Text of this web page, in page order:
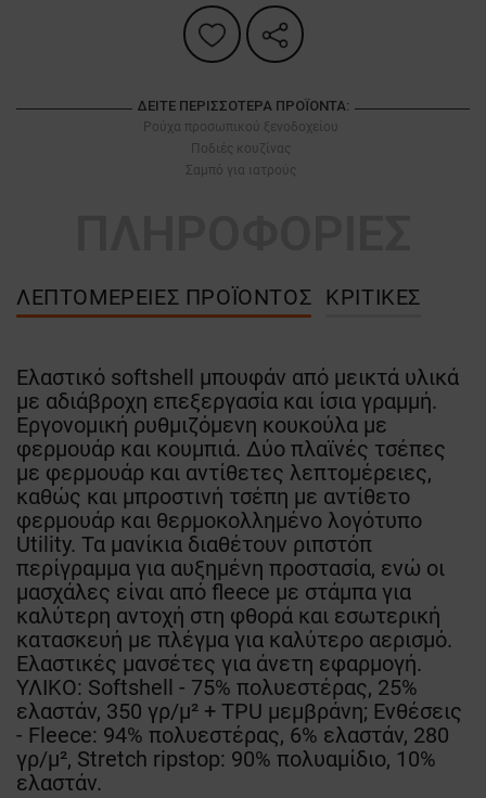
ΔΕΊΤΕ ΠΕΡΙΣΣΌΤΕΡΑ ΠΡΟΪΌΝΤΑ:
Ρούχα προσωπικού ξενοδοχείου
Ποδιές κουζίνας
Σαμπό για ιατρούς
ΛΕΠΤΟΜΈΡΕΙΕΣ ΠΡΟΪΌΝΤΟΣ ΚΡΙΤΙΚΈΣ
Ελαστικό softshell μπουφάν από μεικτά υλικά
με αδιάβροχη επεξεργασία και ίσια γραμμή.
Εργονομική ρυθμιζόμενη κουκούλα με
φερμουάρ και κουμπιά. Δύο πλαϊνές τσέπες
με φερμουάρ και αντίθετες λεπτομέρειες,
καθώς και μπροστινή τσέπη με αντίθετο
φερμουάρ και θερμοκολλημένο λογότυπο
Utility. Τα μανίκια διαθέτουν ριπστόπ
περίγραμμα για αυξημένη προστασία, ενώ οι
μασχάλες είναι από fleece με στάμπα για
καλύτερη αντοχή στη φθορά και εσωτερική
κατασκευή με πλέγμα για καλύτερο αερισμό.
Ελαστικές μανσέτες για άνετη εφαρμογή.
ΥΛΙΚΟ: Softshell - 75% πολυεστέρας, 25%
ελαστάν, 350 γρ/μ² + TPU μεμβράνη; Ενθέσεις
- Fleece: 94% πολυεστέρας, 6% ελαστάν, 280
γρ/μ², Stretch ripstop: 90% πολυαμίδιο, 10%
ελαστάν.